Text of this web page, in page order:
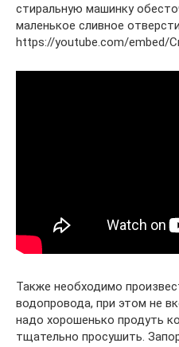
стиральную машинку
маленькое сливное
https://youtube.com/embed/
Также необходимо
водопровода, при этом не
надо хорошенько продуть
тщательно просушить.